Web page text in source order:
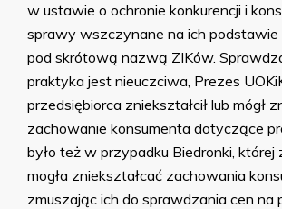
w ustawie o ochronie konkurencji i
sprawy wszczynane na ich podstawie
pod skrótową nazwą ZIKów.
praktyka jest nieuczciwa, Prezes
przedsiębiorca zniekształcił lub mógł
zachowanie konsumenta dotyczące
było też w przypadku Biedronki, której
mogła zniekształcać zachowania
zmuszając ich do sprawdzania cen na